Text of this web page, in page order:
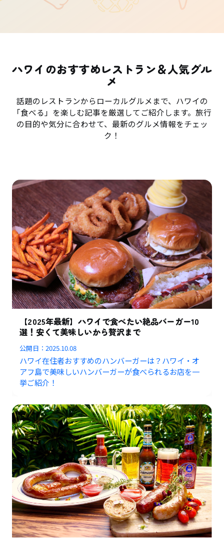
ハワイのおすすめレストラン＆人気グル
メ
話題のレストランからローカルグルメまで、ハワイの
「食べる」を楽しむ記事を厳選してご紹介します。旅行
の目的や気分に合わせて、最新のグルメ情報をチェッ
ク！
【2025年最新】ハワイで食べたい絶品バーガー10
選！安くて美味しいから贅沢まで
公開日：2025.10.08
ハワイ在住者おすすめのハンバーガーは？ハワイ・オ
アフ島で美味しいハンバーガーが食べられるお店を一
挙ご紹介！